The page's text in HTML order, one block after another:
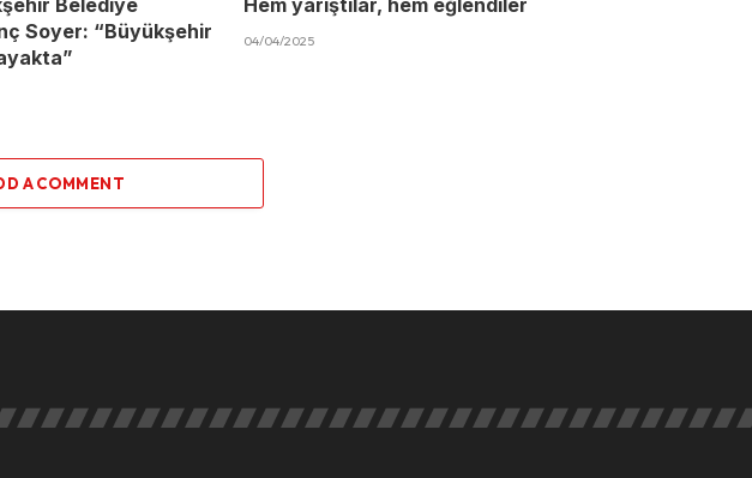
Belediye
Soyer: “Büyükşehir
Hem yarıştılar, hem eğlendiler
04/04/2025
A COMMENT